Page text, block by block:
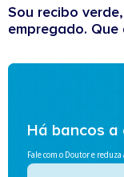
Sou recibo
empregado.
Há bancos
Fale com o Doutor e reduza